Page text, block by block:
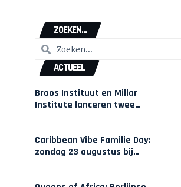
ZOEKEN...
ACTUEEL
Broos Instituut en Millar
Institute lanceren twee
Caribbean Vibe Familie Day:
zondag 23 augustus bij